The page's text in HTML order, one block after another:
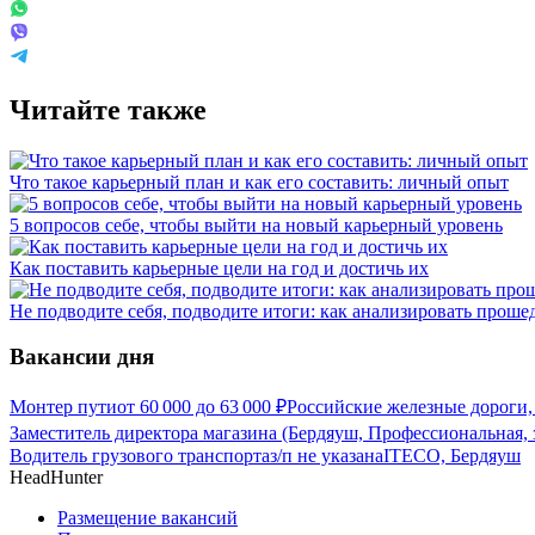
Читайте также
Что такое карьерный план и как его составить: личный опыт
5 вопросов себе, чтобы выйти на новый карьерный уровень
Как поставить карьерные цели на год и достичь их
Не подводите себя, подводите итоги: как анализировать
Вакансии дня
Монтер путиот 60 000 до 63 000 ₽Российские железные
Заместитель директора магазина (Бердяуш,
Водитель грузового транспортаз/п не указанаITECO, Бердяуш
HeadHunter
Размещение вакансий